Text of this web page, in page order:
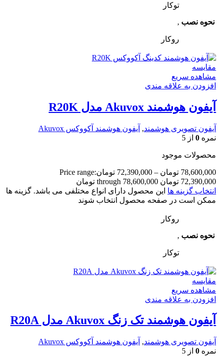
نحوه نصب
توکار
,
روکار
مقایسه
مشاهده سریع
افزودن به علاقه مندی
آیفون هوشمند Akuvox مدل R20K
آیفون تصویری هوشمند, آیفون هوشمند آکووکس Akuvox
نمره 0 از 5
محصولات موجود
78,600,000 تومان –
72,390,000 تومانPrice range:
72,390,000 تومان through 78,600,000 تومان
انتخاب گزینه ها این محصول دارای انواع مختلفی می باشد. گزینه ها
ممکن است در صفحه محصول انتخاب شوند
نحوه نصب
روکار
,
توکار
مقایسه
مشاهده سریع
افزودن به علاقه مندی
آیفون هوشمند تک زنگ Akuvox مدل R20A
آیفون تصویری هوشمند, آیفون هوشمند آکووکس Akuvox
نمره 0 از 5